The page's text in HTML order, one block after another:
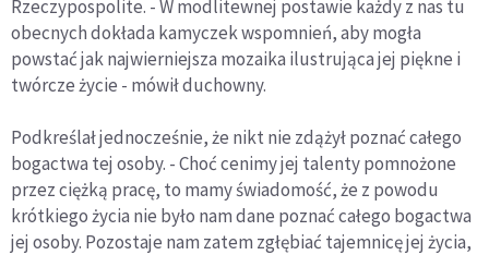
Rzeczypospolite. - W modlitewnej postawie każdy z nas tu
obecnych dokłada kamyczek wspomnień, aby mogła
powstać jak najwierniejsza mozaika ilustrująca jej piękne i
twórcze życie - mówił duchowny.
Podkreślał jednocześnie, że nikt nie zdążył poznać całego
bogactwa tej osoby. - Choć cenimy jej talenty pomnożone
przez ciężką pracę, to mamy świadomość, że z powodu
krótkiego życia nie było nam dane poznać całego bogactwa
jej osoby. Pozostaje nam zatem zgłębiać tajemnicę jej życia,